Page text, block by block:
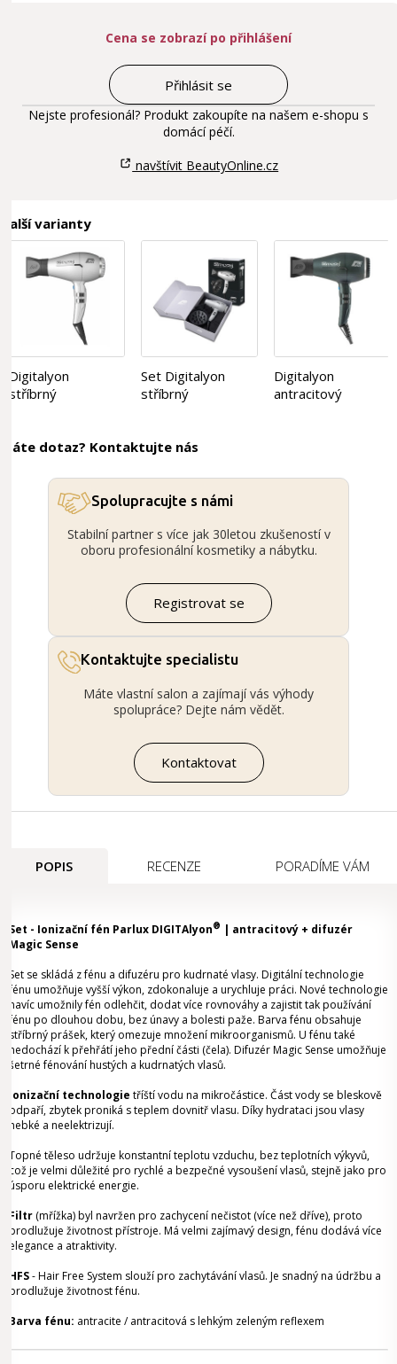
Cena se zobrazí po přihlášení
Přihlásit se
Nejste profesionál? Produkt zakoupíte na našem e-shopu s
domácí péčí.
navštívit BeautyOnline.cz
Další varianty
Digitalyon
stříbrný
Set Digitalyon
stříbrný
Digitalyon
antracitový
Máte dotaz? Kontaktujte nás
Spolupracujte s námi
Stabilní partner s více jak 30letou zkušeností v
oboru profesionální kosmetiky a nábytku.
Registrovat se
Kontaktujte specialistu
Máte vlastní salon a zajímají vás výhody
spolupráce? Dejte nám vědět.
Kontaktovat
POPIS RECENZE PORADÍME VÁM
Set - Ionizační fén Parlux DIGITAlyon® | antracitový + difuzér
Magic Sense
Set se skládá z fénu a difuzéru pro kudrnaté vlasy. Digitální technologie
fénu umožňuje vyšší výkon, zdokonaluje a urychluje práci. Nové technologie
navíc umožnily fén odlehčit, dodat více rovnováhy a zajistit tak používání
fénu po dlouhou dobu, bez únavy a bolesti paže. Barva fénu obsahuje
stříbrný prášek, který omezuje množení mikroorganismů. U fénu také
nedochází k přehřátí jeho přední části (čela). Difuzér Magic Sense umožňuje
šetrné fénování hustých a kudrnatých vlasů.
Ionizační technologie tříští vodu na mikročástice. Část vody se bleskově
odpaří, zbytek proniká s teplem dovnitř vlasu. Díky hydrataci jsou vlasy
hebké a neelektrizují.
Topné těleso udržuje konstantní teplotu vzduchu, bez teplotních výkyvů,
což je velmi důležité pro rychlé a bezpečné vysoušení vlasů, stejně jako pro
úsporu elektrické energie.
Filtr (mřížka) byl navržen pro zachycení nečistot (více než dříve), proto
prodlužuje životnost přístroje. Má velmi zajímavý design, fénu dodává více
elegance a atraktivity.
HFS- Hair Free System slouží pro zachytávání vlasů. Je snadný na údržbu a
prodlužuje životnost fénu.
Barva fénu: antracite / antracitová s lehkým zeleným reflexem